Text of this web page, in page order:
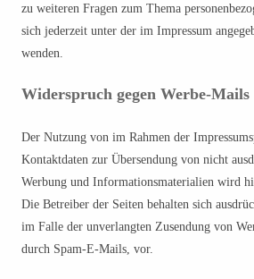
zu weiteren Fragen zum Thema
sich jederzeit unter der im Impressum
wenden.
Widerspruch gegen Werbe-Mails
Der Nutzung von im Rahmen der
Kontaktdaten zur Übersendung von nicht
Werbung und Informationsmaterialien wird
Die Betreiber der Seiten behalten sich
im Falle der unverlangten Zusendung von
durch Spam-E-Mails, vor.